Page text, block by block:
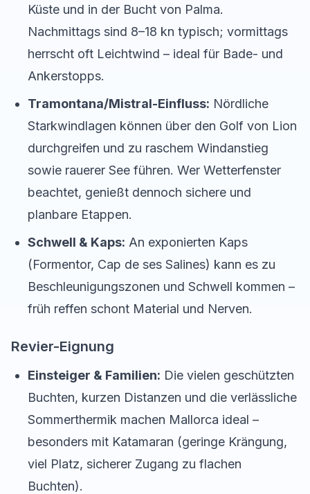
Küste und in der Bucht von Palma.
Nachmittags sind 8–18 kn typisch; vormittags
herrscht oft Leichtwind – ideal für Bade- und
Ankerstopps.
Tramontana/Mistral-Einfluss: Nördliche
Starkwindlagen können über den Golf von Lion
durchgreifen und zu raschem Windanstieg
sowie rauerer See führen. Wer Wetterfenster
beachtet, genießt dennoch sichere und
planbare Etappen.
Schwell & Kaps: An exponierten Kaps
(Formentor, Cap de ses Salines) kann es zu
Beschleunigungszonen und Schwell kommen –
früh reffen schont Material und Nerven.
Revier-Eignung
Einsteiger & Familien: Die vielen geschützten
Buchten, kurzen Distanzen und die verlässliche
Sommerthermik machen Mallorca ideal –
besonders mit Katamaran (geringe Krängung,
viel Platz, sicherer Zugang zu flachen
Buchten).